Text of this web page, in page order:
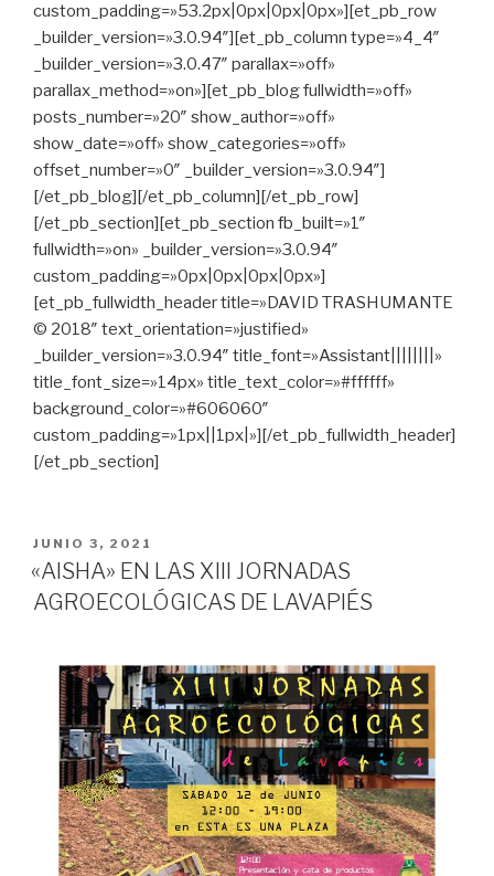
custom_padding=»53.2px|0px|0px|0px»][et_pb_row
_builder_version=»3.0.94″][et_pb_column type=»4_4″
_builder_version=»3.0.47″ parallax=»off»
parallax_method=»on»][et_pb_blog fullwidth=»off»
posts_number=»20″ show_author=»off»
show_date=»off» show_categories=»off»
offset_number=»0″ _builder_version=»3.0.94″]
[/et_pb_blog][/et_pb_column][/et_pb_row]
[/et_pb_section][et_pb_section fb_built=»1″
fullwidth=»on» _builder_version=»3.0.94″
custom_padding=»0px|0px|0px|0px»]
[et_pb_fullwidth_header title=»DAVID TRASHUMANTE
© 2018″ text_orientation=»justified»
_builder_version=»3.0.94″ title_font=»Assistant||||||||»
title_font_size=»14px» title_text_color=»#ffffff»
background_color=»#606060″
custom_padding=»1px||1px|»][/et_pb_fullwidth_header]
[/et_pb_section]
PUBLICADO
EN
JUNIO 3, 2021
«AISHA» EN LAS XIII JORNADAS
AGROECOLÓGICAS DE LAVAPIÉS